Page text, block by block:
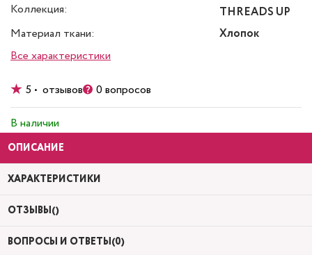
Коллекция:
THREADS UP
Материал ткани:
Хлопок
Все характеристики
5 • отзывов 0 вопросов
В наличии
ОПИСАНИЕ
ХАРАКТЕРИСТИКИ
ОТЗЫВЫ()
ВОПРОСЫ И ОТВЕТЫ(0)